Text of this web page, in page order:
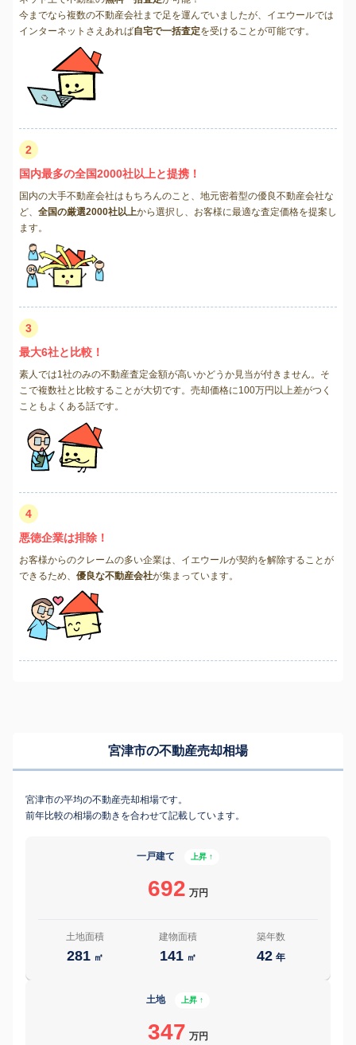
今までなら複数の不動産会社まで足を運んでいましたが、イエウールでは
インターネットさえあれば自宅で一括査定を受けることが可能です。
2
国内最多の全国2000社以上と提携！
国内の大手不動産会社はもちろんのこと、地元密着型の優良不動産会社な
ど、 全国の厳選2000社以上から選択し、お客様に最適な査定価格を提案し
ます。
3
最大6社と比較！
素人では1社のみの不動産査定金額が高いかどうか見当が付きません。そ
こで複数社と比較することが大切です。売却価格に100万円以上差がつく
こともよくある話です。
4
悪徳企業は排除！
お客様からのクレームの多い企業は、イエウールが契約を解除することが
できるため、 優良な不動産会社が集まっています。
宮津市の不動産売却相場
宮津市の平均の不動産売却相場です。
前年比較の相場の動きを合わせて記載しています。
一戸建て 上昇 ↑
692 万円
土地面積
281 ㎡
建物面積
141 ㎡
築年数
42 年
土地 上昇 ↑
347 万円